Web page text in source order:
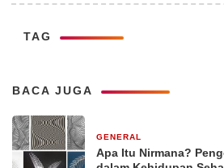
TAG
BACA JUGA
GENERAL
Apa Itu Nirmana?